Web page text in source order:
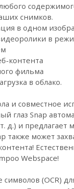
снимков.
в одном
в
контента
фильма
в облако.
и совместное
глаз Snap
д.) и
также может
Webspace!
символов (OCR)